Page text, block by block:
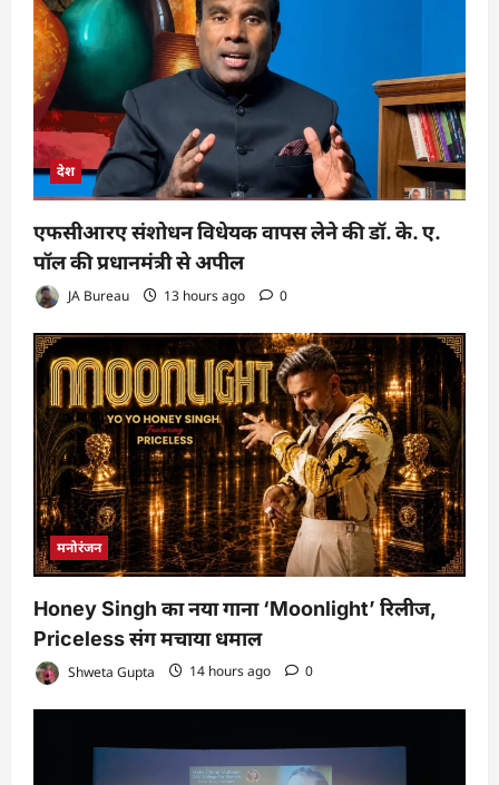
देश
एफसीआरए संशोधन विधेयक वापस लेने की डॉ. के. ए.
पॉल की प्रधानमंत्री से अपील
JA Bureau 13 hours ago 0
मनोरंजन
Honey Singh का नया गाना ‘Moonlight’ रिलीज,
Priceless संग मचाया धमाल
Shweta Gupta 14 hours ago 0